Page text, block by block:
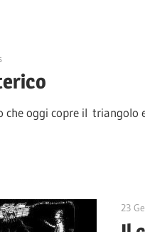
che oggi copre il
23